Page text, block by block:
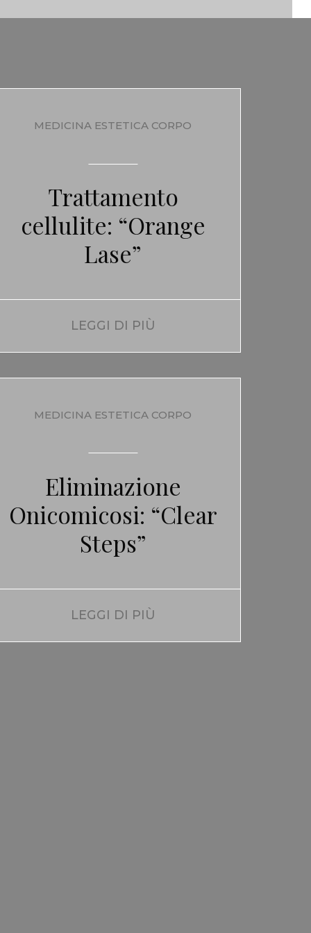
MEDICINA ESTETICA CORPO
Trattamento
cellulite: “Orange
Lase”
LEGGI DI PIÙ
MEDICINA ESTETICA CORPO
Eliminazione
Onicomicosi: “Clear
Steps”
LEGGI DI PIÙ